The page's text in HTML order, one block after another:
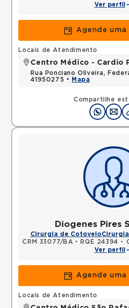
Ver perfil
Agende uma
Compartilhe
Locais de Atendimento
Centro Médico - Cardio
Rua Ponciano Oliveira,
41950275 •
Mapa
Diogenes Pires
Cirurgia de Cotovelo
CRM 33077/BA •
RQE 24394 -
Ver perfil
Agende uma
Locais de Atendimento